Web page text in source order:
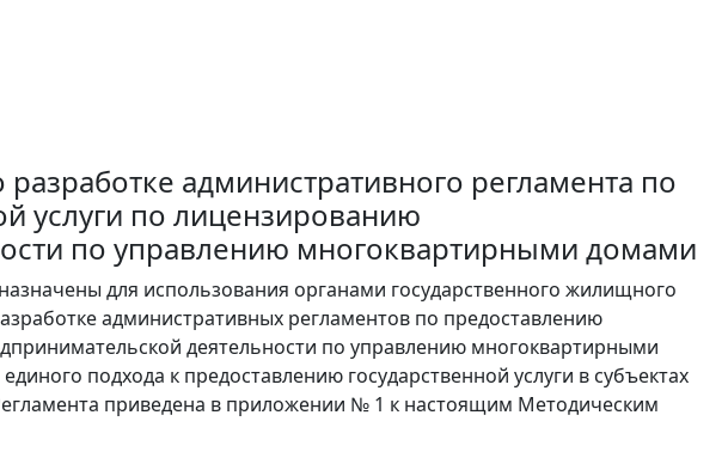
административного регламента по
услуги по лицензированию
по управлению многоквартирными домами
для использования органами государственного жилищного
административных регламентов по предоставлению
деятельности по управлению многоквартирными
подхода к предоставлению государственной услуги в субъектах
приведена в приложении № 1 к настоящим Методическим